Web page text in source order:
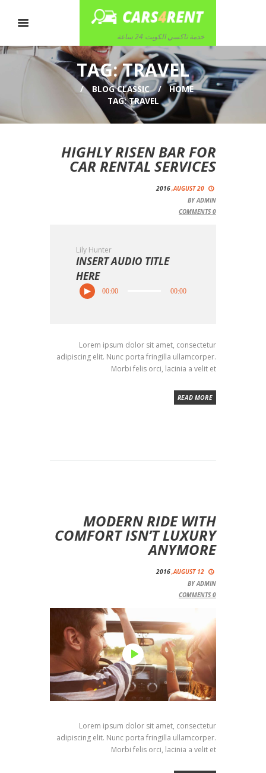
خدمة تاكسي الكويت 24 ساعة
TAG: TRAVEL
HOME
BLOG CLASSIC
TAG: TRAVEL
HIGHLY RISEN BAR FOR
CAR RENTAL SERVICES
AUGUST 20,
2016
BYADMIN
0
Lily Hunter
INSERT AUDIO TITLE
HERE
00:00 00:00
Lorem ipsum dolor sit amet, consectetur
adipiscing elit. Nunc porta fringilla ullamcorper.
Morbi felis orci, lacinia a velit et
READ MORE
MODERN RIDE WITH
COMFORT ISN’T LUXURY
ANYMORE
AUGUST 12,
2016
BYADMIN
0
Lorem ipsum dolor sit amet, consectetur
adipiscing elit. Nunc porta fringilla ullamcorper.
Morbi felis orci, lacinia a velit et